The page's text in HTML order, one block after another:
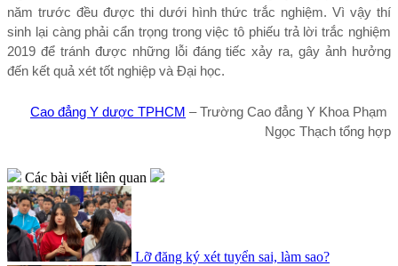
năm trước đều được thi dưới hình thức trắc nghiệm. Vì vậy thí
sinh lại càng phải cẩn trọng trong việc tô phiếu trả lời trắc nghiệm
2019 để tránh được những lỗi đáng tiếc xảy ra, gây ảnh hưởng
đến kết quả xét tốt nghiệp và Đại học.
Cao đẳng Y dược TPHCM – Trường Cao đẳng Y Khoa Phạm
Ngọc Thạch tổng hợp
Các bài viết liên quan
Lỡ đăng ký xét tuyển sai, làm sao?